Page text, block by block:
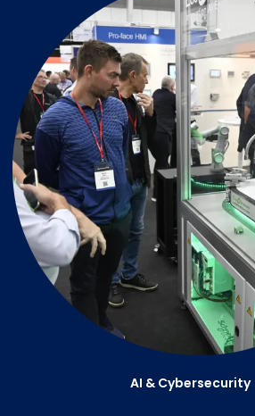
AI & Cybersecurity